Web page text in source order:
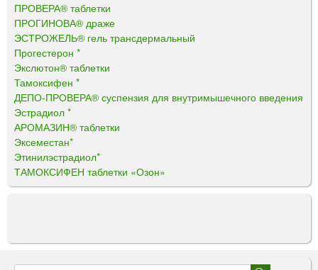
ПРОВЕРА® таблетки
ПРОГИНОВА® драже
ЭСТРОЖЕЛЬ® гель трансдермальный
Прогестерон *
Экслютон® таблетки
Тамоксифен *
ДЕПО-ПРОВЕРА® суспензия для внутримышечного введения
Эстрадиол *
АРОМАЗИН® таблетки
Эксеместан*
Этинилэстрадиол*
ТАМОКСИФЕН таблетки «Озон»